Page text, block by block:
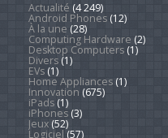
Actualité (4 249)
Android Phones(12)
À la une (28)
Computing Hardware (2)
Desktop Computers(1)
Divers(1)
EVs(1)
Home Appliances(1)
Innovation (675)
iPads(1)
iPhones(3)
Jeux(52)
Logiciel (57)